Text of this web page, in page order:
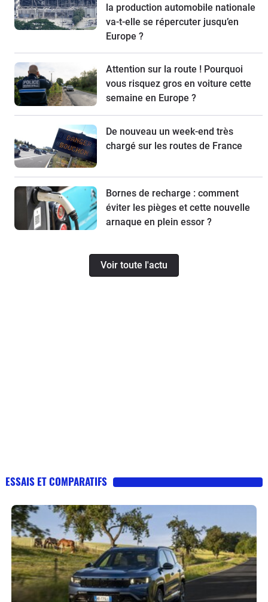
la production automobile nationale
va-t-elle se répercuter jusqu’en
Europe ?
Attention sur la route ! Pourquoi
vous risquez gros en voiture cette
semaine en Europe ?
De nouveau un week-end très
chargé sur les routes de France
Bornes de recharge : comment
éviter les pièges et cette nouvelle
arnaque en plein essor ?
Voir toute l'actu
ESSAIS ET COMPARATIFS